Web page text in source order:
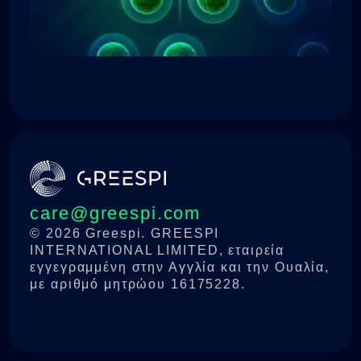
care@greespi.com
© 2026 Greespi. GREESPI
INTERNATIONAL LIMITED, εταιρεία
εγγεγραμμένη στην Αγγλία και την Ουαλία,
με αριθμό μητρώου 16175228.